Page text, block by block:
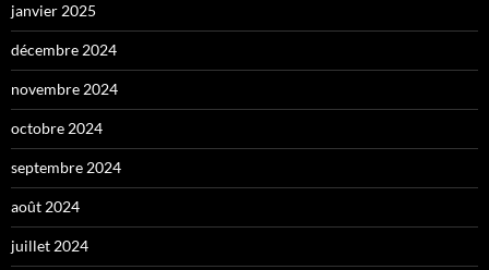
janvier 2025
décembre 2024
novembre 2024
octobre 2024
septembre 2024
août 2024
juillet 2024